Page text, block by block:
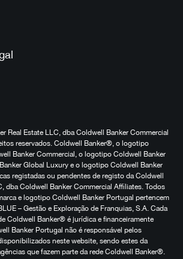
Real Estate LLC, dba Coldwell Banker Commercial
reservados. Coldwell Banker®, o logotipo
Banker Commercial, o logotipo Coldwell Banker
Global Luxury e o logotipo Coldwell Banker
registadas ou pendentes de registo da Coldwell
dba Coldwell Banker Commercial Affiliates. Todos
e logotipo Coldwell Banker Portugal pertencem
– Gestão e Exploração de Franquias, S.A. Cada
Coldwell Banker® é jurídica e financeiramente
Banker Portugal não é responsável pelos
neste website, sendo estes da
que fazem parte da rede Coldwell Banker®.